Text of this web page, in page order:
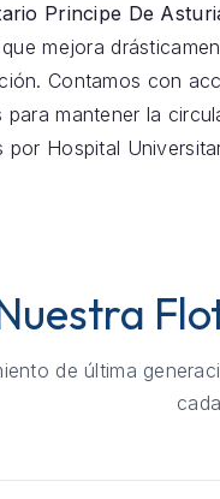
Principe De
mejora
Contamos con
para mantener la
por Hospital
de última